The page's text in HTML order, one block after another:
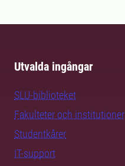
Utvalda ingångar
SLU-biblioteket
Fakulteter och institutioner
Studentkårer
IT-support